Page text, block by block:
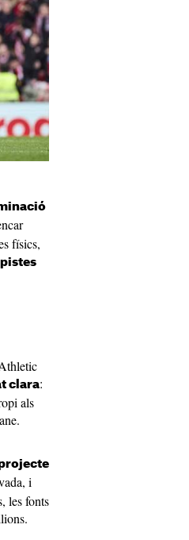
físics,
clara:
als
i
les fonts